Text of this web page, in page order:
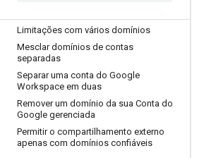
Limitações com vários domínios
Mesclar domínios de contas
separadas
Separar uma conta do Google
Workspace em duas
Remover um domínio da sua Conta do
Google gerenciada
Permitir o compartilhamento externo
apenas com domínios confiáveis